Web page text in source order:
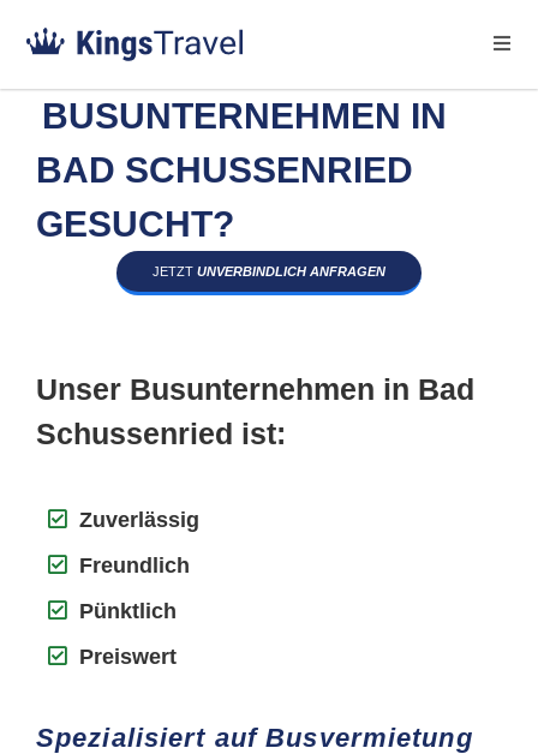
BUSUNTERNEHMEN IN
BAD SCHUSSENRIED
GESUCHT?
JETZT UNVERBINDLICH ANFRAGEN
Unser Busunternehmen in Bad
Schussenried ist:
Zuverlässig
Freundlich
Pünktlich
Preiswert
Spezialisiert auf Busvermietung